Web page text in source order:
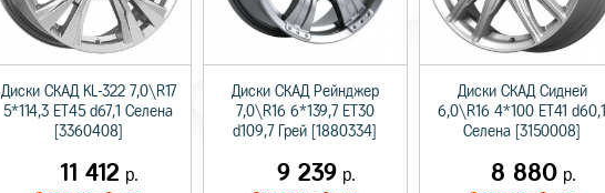
Диски СКАД KL-322 7,0\R17
5*114,3 ET45 d67,1 Селена
[3360408]
11 412 р.
Диски СКАД Рейнджер
7,0\R16 6*139,7 ET30
d109,7 Грей [1880334]
9 239р.
Диски СКАД Сидней
6,0\R16 4*100 ET41 d60,1
Селена [3150008]
8 880р.